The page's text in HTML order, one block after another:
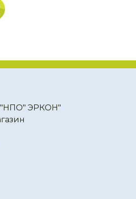
"НПО" ЭРКОН"